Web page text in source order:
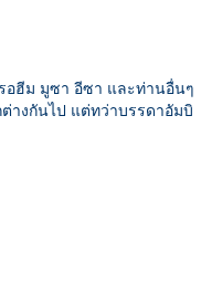
ฮีม มูซา อีซา และท่านอื่นๆ